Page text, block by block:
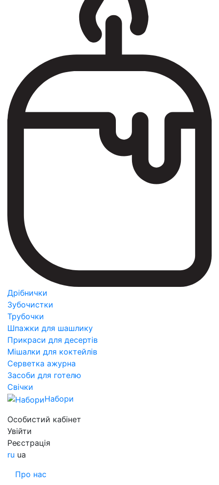
Дрібнички
Зубочистки
Трубочки
Шпажки для шашлику
Прикраси для десертів
Мішалки для коктейлів
Серветка ажурна
Засоби для готелю
Свічки
Набори
Особистий кабінет
Увійти
Реєстрація
ru ua
Про нас